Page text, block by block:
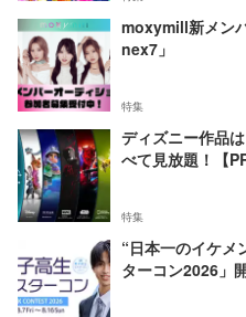
moxymill新メン
nex7」
特集
ディズニー作品
べて見放題！【
特集
“日本一のイケメ
ターコン2026」